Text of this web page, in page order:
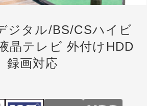
ジタル/BS/CSハイビ
晶テレビ 外付けHDD
録画対応